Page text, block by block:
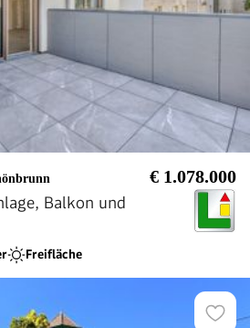
€ 1.078.000
Balkon und
Freifläche